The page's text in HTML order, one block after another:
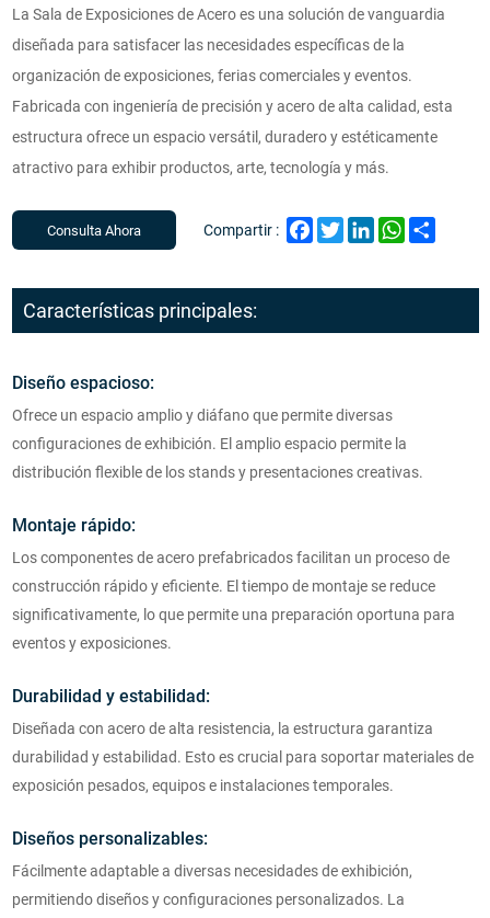
La Sala de Exposiciones de Acero es una solución de vanguardia
diseñada para satisfacer las necesidades específicas de la
organización de exposiciones, ferias comerciales y eventos.
Fabricada con ingeniería de precisión y acero de alta calidad, esta
estructura ofrece un espacio versátil, duradero y estéticamente
atractivo para exhibir productos, arte, tecnología y más.
Consulta Ahora Compartir : FacebookTwitterLinkedInWhatsApp
Características principales:
Diseño espacioso:
Ofrece un espacio amplio y diáfano que permite diversas
configuraciones de exhibición. El amplio espacio permite la
distribución flexible de los stands y presentaciones creativas.
Montaje rápido:
Los componentes de acero prefabricados facilitan un proceso de
construcción rápido y eficiente. El tiempo de montaje se reduce
significativamente, lo que permite una preparación oportuna para
eventos y exposiciones.
Durabilidad y estabilidad:
Diseñada con acero de alta resistencia, la estructura garantiza
durabilidad y estabilidad. Esto es crucial para soportar materiales de
exposición pesados, equipos e instalaciones temporales.
Diseños personalizables:
Fácilmente adaptable a diversas necesidades de exhibición,
permitiendo diseños y configuraciones personalizados. La